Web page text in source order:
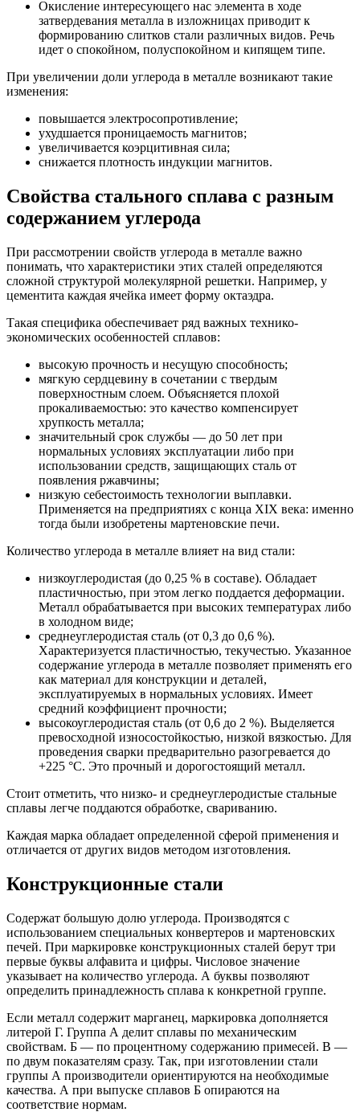
Окисление интересующего нас элемента в ходе
затвердевания металла в изложницах приводит к
формированию слитков стали различных видов. Речь
идет о спокойном, полуспокойном и кипящем типе.
При увеличении доли углерода в металле возникают такие
изменения:
повышается электросопротивление;
ухудшается проницаемость магнитов;
увеличивается коэрцитивная сила;
снижается плотность индукции магнитов.
Свойства стального сплава с разным
содержанием углерода
При рассмотрении свойств углерода в металле важно
понимать, что характеристики этих сталей определяются
сложной структурой молекулярной решетки. Например, у
цементита каждая ячейка имеет форму октаэдра.
Такая специфика обеспечивает ряд важных технико-
экономических особенностей сплавов:
высокую прочность и несущую способность;
мягкую сердцевину в сочетании с твердым
поверхностным слоем. Объясняется плохой
прокаливаемостью: это качество компенсирует
хрупкость металла;
значительный срок службы — до 50 лет при
нормальных условиях эксплуатации либо при
использовании средств, защищающих сталь от
появления ржавчины;
низкую себестоимость технологии выплавки.
Применяется на предприятиях с конца XIX века: именно
тогда были изобретены мартеновские печи.
Количество углерода в металле влияет на вид стали:
низкоуглеродистая (до 0,25 % в составе). Обладает
пластичностью, при этом легко поддается деформации.
Металл обрабатывается при высоких температурах либо
в холодном виде;
среднеуглеродистая сталь (от 0,3 до 0,6 %).
Характеризуется пластичностью, текучестью. Указанное
содержание углерода в металле позволяет применять его
как материал для конструкции и деталей,
эксплуатируемых в нормальных условиях. Имеет
средний коэффициент прочности;
высокоуглеродистая сталь (от 0,6 до 2 %). Выделяется
превосходной износостойкостью, низкой вязкостью. Для
проведения сварки предварительно разогревается до
+225 °C. Это прочный и дорогостоящий металл.
Стоит отметить, что низко- и среднеуглеродистые стальные
сплавы легче поддаются обработке, свариванию.
Каждая марка обладает определенной сферой применения и
отличается от других видов методом изготовления.
Конструкционные стали
Содержат большую долю углерода. Производятся с
использованием специальных конвертеров и мартеновских
печей. При маркировке конструкционных сталей берут три
первые буквы алфавита и цифры. Числовое значение
указывает на количество углерода. А буквы позволяют
определить принадлежность сплава к конкретной группе.
Если металл содержит марганец, маркировка дополняется
литерой Г. Группа А делит сплавы по механическим
свойствам. Б — по процентному содержанию примесей. В —
по двум показателям сразу. Так, при изготовлении стали
группы А производители ориентируются на необходимые
качества. А при выпуске сплавов Б опираются на
соответствие нормам.